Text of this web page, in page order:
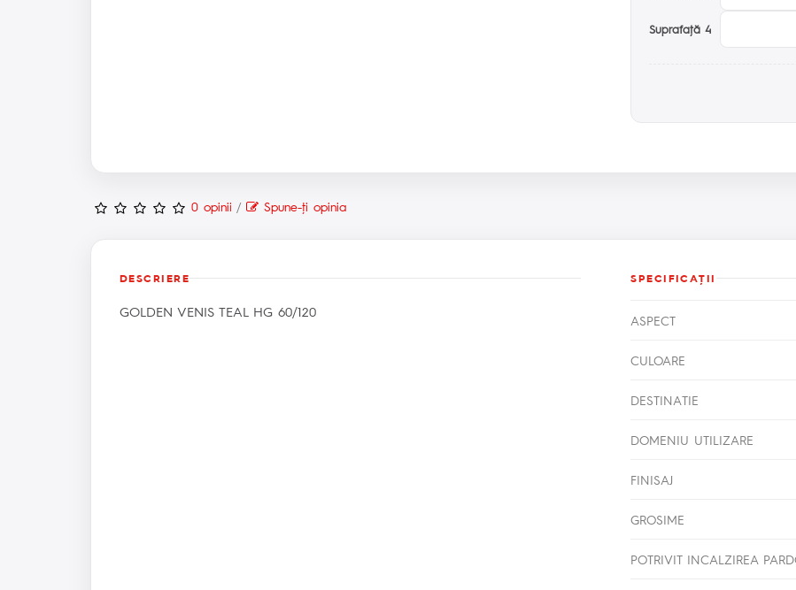
Suprafaţă 4
0 opinii / Spune-ţi opinia
DESCRIERE
GOLDEN VENIS TEAL HG 60/120
SPECIFICAŢII
ASPECT
CULOARE
DESTINATIE
DOMENIU UTILIZARE
FINISAJ
GROSIME
POTRIVIT INCALZIREA